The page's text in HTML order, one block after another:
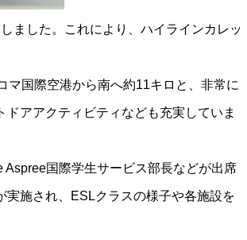
ました。これにより、ハイラインカレッ
マ国際空港から南へ約11キロと、非常に
アアクティビティなども充実していま
国際学生サービス部長などが出席
実施され、ESLクラスの様子や各施設を